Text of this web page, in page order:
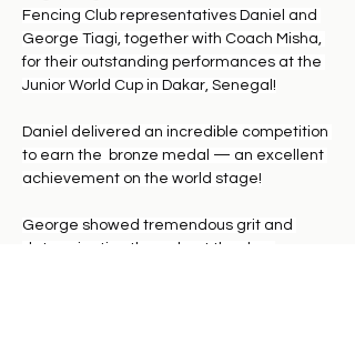
Fencing Club representatives Daniel and
George Tiagi, together with Coach Misha,
for their outstanding performances at the
Junior World Cup in Dakar, Senegal!
Daniel delivered an incredible competition
to earn the  bronze medal — an excellent
achievement on the world stage!
George showed tremendous grit and
determination throughout the day,